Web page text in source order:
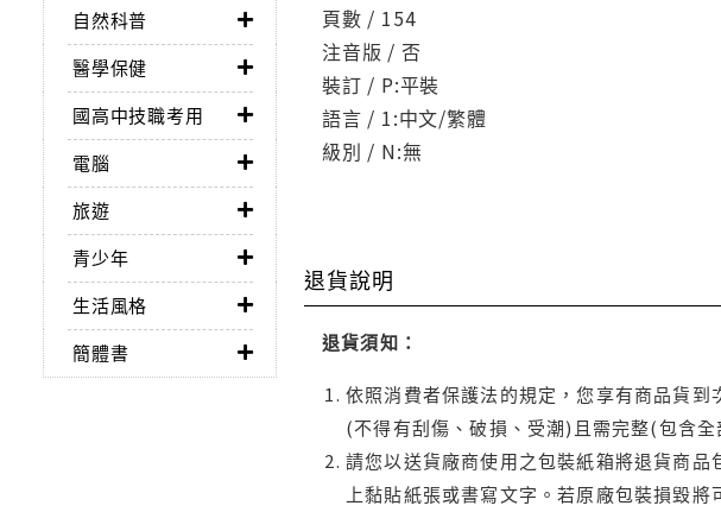
自然科普
醫學保健
國高中技職考用
電腦
旅遊
青少年
生活風格
簡體書
頁數 / 154
注音版 / 否
裝訂 / P:平裝
語言 / 1:中文/繁體
級別 / N:無
退貨說明
退貨須知：
依照消費者保護法的規定，您享有商品貨
(不得有刮傷、破損、受潮)且需完整(包含
請您以送貨廠商使用之包裝紙箱將退貨商
上黏貼紙張或書寫文字。若原廠包裝損毀